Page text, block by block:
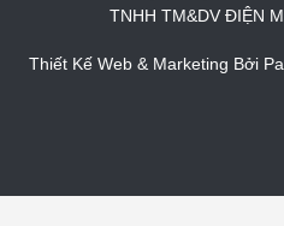
TNHH TM&DV ĐIỆN
Thiết Kế Web & Marketing Bởi